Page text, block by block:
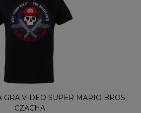
GRA VIDEO SUPER MARIO BROS
CZACHA